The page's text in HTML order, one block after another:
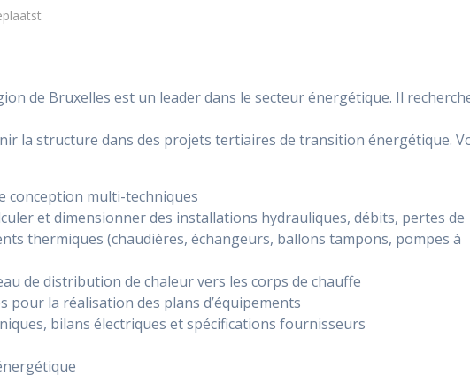
de Bruxelles est un leader dans le secteur énergétique. Il
la structure dans des projets tertiaires de transition énergétique.
conception multi-techniques
et dimensionner des installations hydrauliques, débits, pertes de
thermiques (chaudières, échangeurs, ballons tampons, pompes à
de distribution de chaleur vers les corps de chauffe
pour la réalisation des plans d’équipements
bilans électriques et spécifications fournisseurs